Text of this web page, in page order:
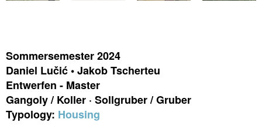
Sommersemester 2024
Daniel Lučić • Jakob Tscherteu
Entwerfen - Master
Gangoly / Koller · Sollgruber / Gruber
Typology: Housing